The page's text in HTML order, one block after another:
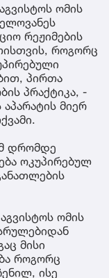
ომის
რეჟიმების
როგორც
პირთა
პრაქტიკა, -
მიერ
დრომდე
ოკუპირებულ
ომის
მისი
როგორც
ისე